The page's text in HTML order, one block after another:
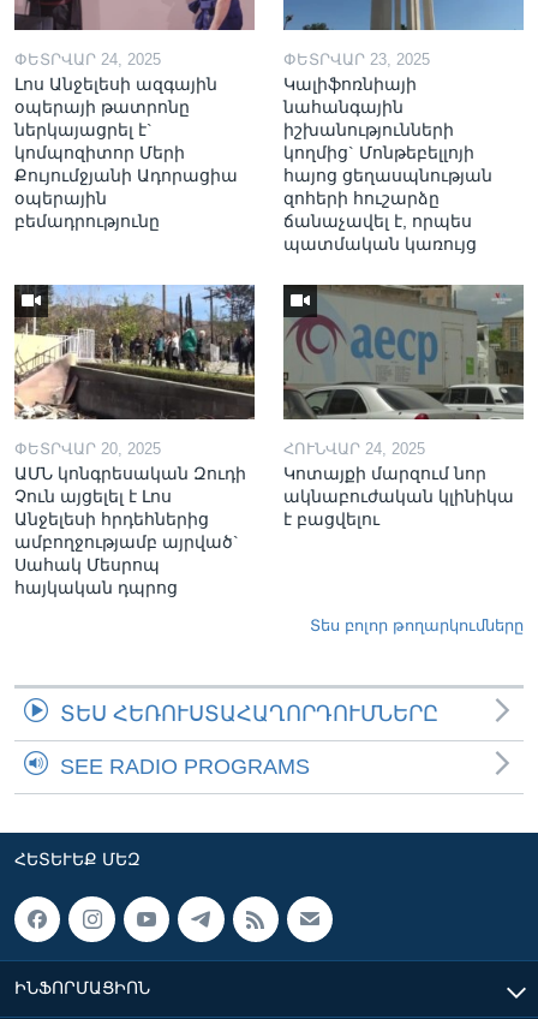
ՓԵՏՐՎԱՐ 24, 2025
Լոս Անջելեսի ազգային
օպերայի թատրոնը
ներկայացրել է`
կոմպոզիտոր Մերի
Քույումջյանի Ադորացիա
օպերային
բեմադրությունը
ՓԵՏՐՎԱՐ 23, 2025
Կալիֆոռնիայի
նահանգային
իշխանությունների
կողմից` Մոնթեբելլոյի
հայոց ցեղասպնության
զոհերի հուշարձը
ճանաչավել է, որպես
պատմական կառույց
ՓԵՏՐՎԱՐ 20, 2025
ԱՄՆ կոնգրեսական Զուդի
Չուն այցելել է Լոս
Անջելեսի հրդեհներից
ամբողջությամբ այրված`
Սահակ Մեսրոպ
հայկական դպրոց
ՀՈՒՆՎԱՐ 24, 2025
Կոտայքի մարզում նոր
ակնաբուժական կլինիկա
է բացվելու
Տես բոլոր թողարկումները
ՏԵՍ ՀԵՌՈՒՍՏԱՀԱՂՈՐԴՈՒՄՆԵՐԸ
SEE RADIO PROGRAMS
ՀԵՏԵՒԵՔ ՄԵԶ
ԻՆՖՈՐՄԱՑԻՈՆ